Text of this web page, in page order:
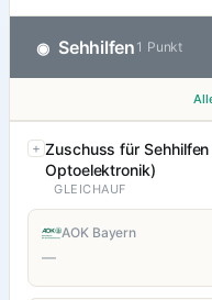
◉ Sehhilfen 1 Punkt
Zuschuss für
Optoelektronik)
GLEICHAUF
AOK Bayern
—